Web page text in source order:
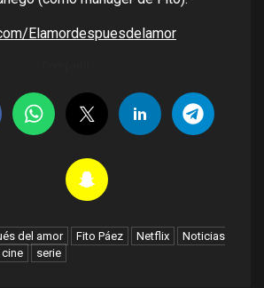
Elamordespuesdelamor
del amor Fito Páez Netflix
Noticias
cine serie